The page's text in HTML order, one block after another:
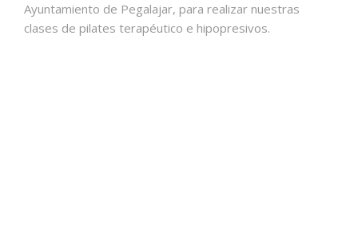
Ayuntamiento de Pegalajar, para realizar nuestras
clases de pilates terapéutico e hipopresivos.